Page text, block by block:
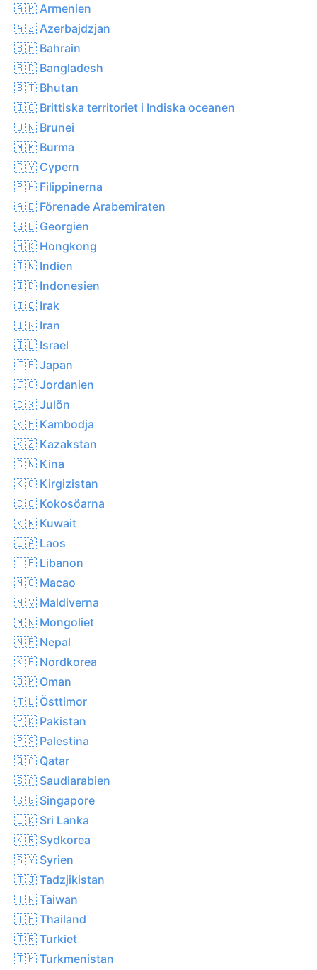
🇦🇲 Armenien
🇦🇿 Azerbajdzjan
🇧🇭 Bahrain
🇧🇩 Bangladesh
🇧🇹 Bhutan
🇮🇴 Brittiska territoriet i Indiska oceanen
🇧🇳 Brunei
🇲🇲 Burma
🇨🇾 Cypern
🇵🇭 Filippinerna
🇦🇪 Förenade Arabemiraten
🇬🇪 Georgien
🇭🇰 Hongkong
🇮🇳 Indien
🇮🇩 Indonesien
🇮🇶 Irak
🇮🇷 Iran
🇮🇱 Israel
🇯🇵 Japan
🇯🇴 Jordanien
🇨🇽 Julön
🇰🇭 Kambodja
🇰🇿 Kazakstan
🇨🇳 Kina
🇰🇬 Kirgizistan
🇨🇨 Kokosöarna
🇰🇼 Kuwait
🇱🇦 Laos
🇱🇧 Libanon
🇲🇴 Macao
🇲🇻 Maldiverna
🇲🇳 Mongoliet
🇳🇵 Nepal
🇰🇵 Nordkorea
🇴🇲 Oman
🇹🇱 Östtimor
🇵🇰 Pakistan
🇵🇸 Palestina
🇶🇦 Qatar
🇸🇦 Saudiarabien
🇸🇬 Singapore
🇱🇰 Sri Lanka
🇰🇷 Sydkorea
🇸🇾 Syrien
🇹🇯 Tadzjikistan
🇹🇼 Taiwan
🇹🇭 Thailand
🇹🇷 Turkiet
🇹🇲 Turkmenistan